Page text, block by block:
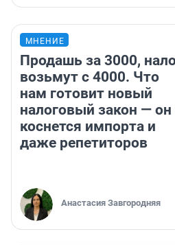
МНЕНИЕ
Продашь за 3000,
возьмут с 4000. Что
нам готовит новый
налоговый закон — он
коснется импорта и
даже репетиторов
Анастасия Завгородняя